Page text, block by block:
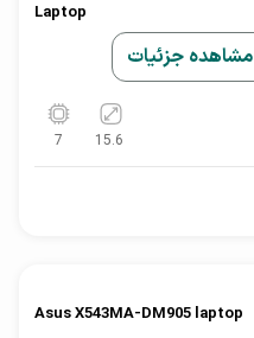
15.6
7
Laptop
مشاهده جزئیات
Asus X543MA-DM905 laptop